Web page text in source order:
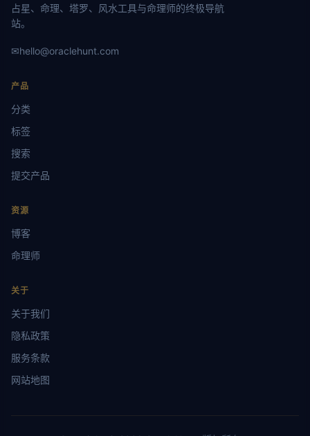
占星、命理、塔罗、风水工具与命理师的终极导航
站。
✉hello@oraclehunt.com
产品
分类
标签
搜索
提交产品
资源
博客
命理师
关于
关于我们
隐私政策
服务条款
网站地图